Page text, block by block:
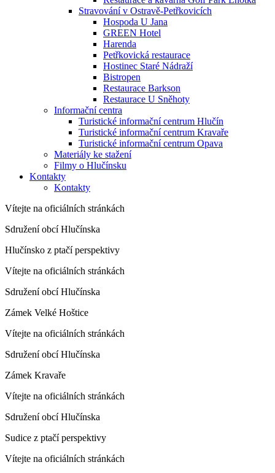
Stravování v Ostravě-Petřkovicích
Hospoda U Jana
GREEN Hotel
Harenda
Petřkovická restaurace
Hostinec Staré Nádraží
Bistropen
Restaurace Barkson
Restaurace U Sněhoty
Informační centra
Turistické informační centrum Hlučín
Turistické informační centrum Kravaře
Turistické informační centrum Opava
Materiály ke stažení
Filmy o Hlučínsku
Kontakty
Kontakty
Vítejte na oficiálních stránkách
Sdružení obcí Hlučínska
Hlučínsko z ptačí perspektivy
Vítejte na oficiálních stránkách
Sdružení obcí Hlučínska
Zámek Velké Hoštice
Vítejte na oficiálních stránkách
Sdružení obcí Hlučínska
Zámek Kravaře
Vítejte na oficiálních stránkách
Sdružení obcí Hlučínska
Sudice z ptačí perspektivy
Vítejte na oficiálních stránkách